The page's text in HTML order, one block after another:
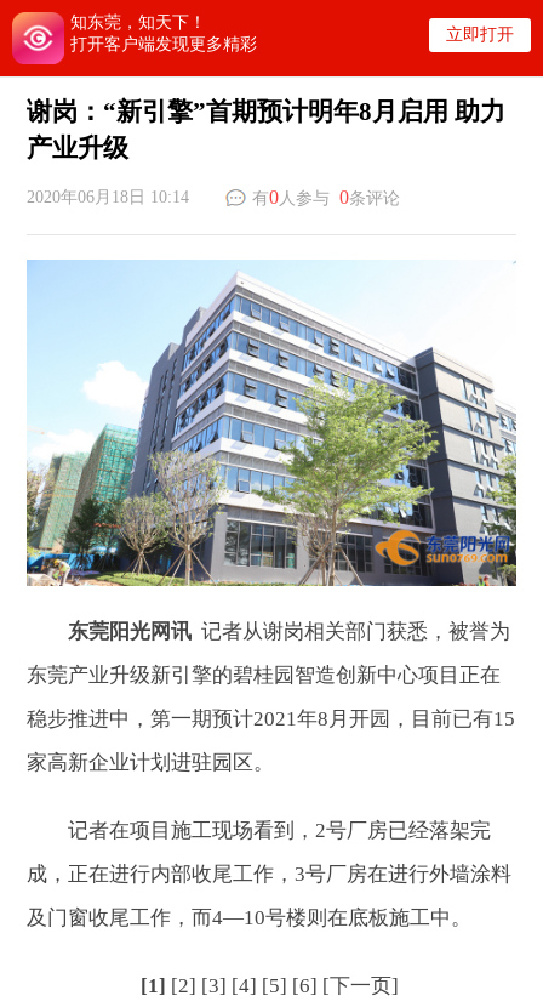
知东莞，知天下！
打开客户端发现更多精彩
立即打开
谢岗：“新引擎”首期预计明年8月启用 助力
产业升级
2020年06月18日 10:14 有0人参与0条评论
东莞阳光网讯 记者从谢岗相关部门获悉，被誉为
东莞产业升级新引擎的碧桂园智造创新中心项目正在
稳步推进中，第一期预计2021年8月开园，目前已有15
家高新企业计划进驻园区。
记者在项目施工现场看到，2号厂房已经落架完
成，正在进行内部收尾工作，3号厂房在进行外墙涂料
及门窗收尾工作，而4—10号楼则在底板施工中。
[1] [2] [3] [4] [5] [6] [下一页]